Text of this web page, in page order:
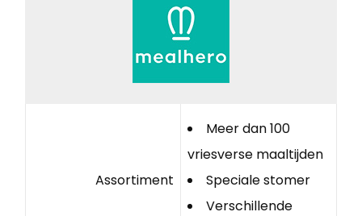
Assortiment
Meer dan 100
vriesverse maaltijden
Speciale stomer
Verschillende